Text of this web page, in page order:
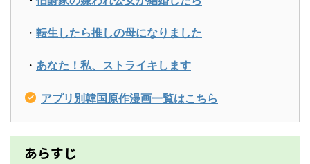
・ 転生したら推しの母になりました
・ あなた！私、ストライキします
アプリ別韓国原作漫画一覧はこちら
あらすじ